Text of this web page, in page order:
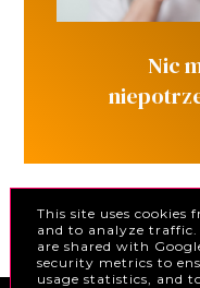
Nic
This site uses cookies
and to analyze traffic.
are shared with
security metrics to
usage statistics, and